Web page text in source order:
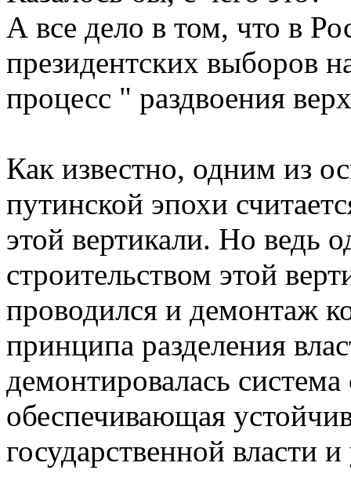
А все дело в том, что в
президентских выборов
процесс " раздвоения
Как известно, одним из
путинской эпохи
этой вертикали. Но ведь
строительством этой
проводился и демонтаж
принципа разделения
демонтировалась
обеспечивающая
государственной власти